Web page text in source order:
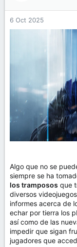
r
d
e
n
c
6 Oct 2025
Algo que no se
siempre se ha
los tramposos que
diversos
informes acerca de
echar por tierra los
así como de las
impedir que sigan
jugadores que